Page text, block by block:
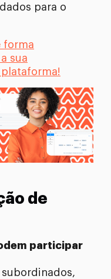
para o
forma
sua
de
participar
subordinados,